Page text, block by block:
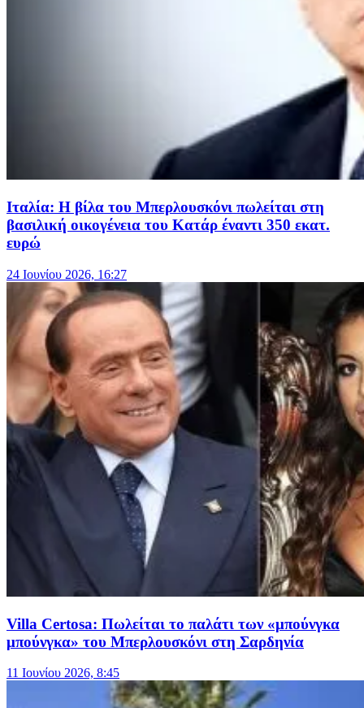
Ιταλία: H βίλα του Μπερλουσκόνι πωλείται στη
βασιλική οικογένεια του Κατάρ έναντι 350 εκατ.
ευρώ
24 Ιουνίου 2026, 16:27
Villa Certosa: Πωλείται το παλάτι των «μπούνγκα
μπούνγκα» του Μπερλουσκόνι στη Σαρδηνία
11 Ιουνίου 2026, 8:45